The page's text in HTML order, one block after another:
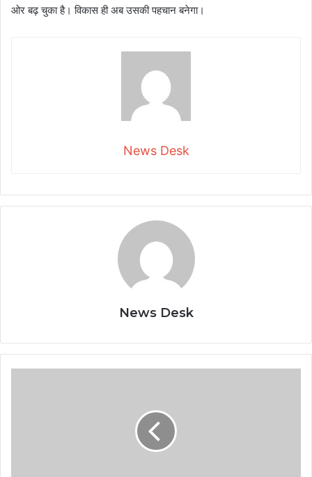
ओर बढ़ चुका है। विकास ही अब उसकी पहचान बनेगा।
News Desk
News Desk